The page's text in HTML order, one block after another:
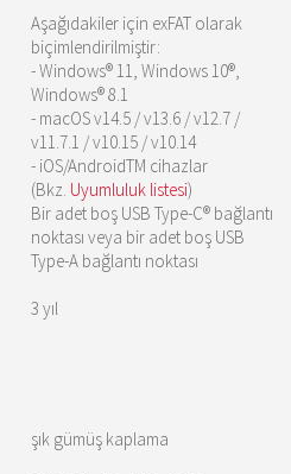
Aşağıdakiler için exFAT olarak
biçimlendirilmiştir:
- Windows® 11, Windows 10®,
Windows® 8.1
- macOS v14.5 / v13.6 / v12.7 /
v11.7.1 / v10.15 / v10.14
- iOS/AndroidTM cihazlar
(Bkz. Uyumluluk listesi)
Bir adet boş USB Type-C® bağlantı
noktası veya bir adet boş USB
Type-A bağlantı noktası
3 yıl
şık gümüş kaplama